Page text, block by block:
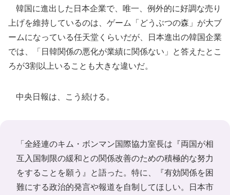
韓国に進出した日本企業で、唯一、例外的に好調な売り
上げを維持しているのは、ゲーム「どうぶつの森」が大ブ
ームになっている任天堂くらいだが、日本進出の韓国企業
では、「日韓関係の悪化が業績に関係ない」と答えたとこ
ろが3割以上いることも大きな違いだ。
中央日報は、こう続ける。
「全経連のキム・ボンマン国際協力室長は『両国が相
互入国制限の緩和との関係改善のための積極的な努力
をすることを願う』と語った。特に、『有効関係を困
難にする政治的発言や報道を自制してほしい。日本市